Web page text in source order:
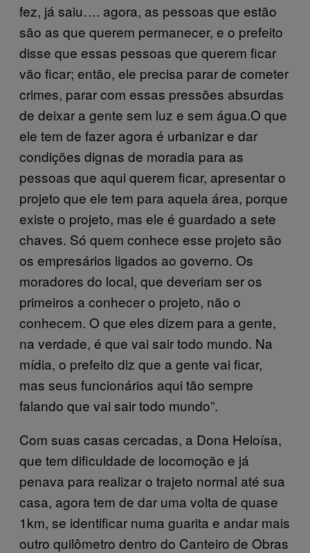
fez, já saiu…. agora, as pessoas que estão
são as que querem permanecer, e o prefeito
disse que essas pessoas que querem ficar
vão ficar; então, ele precisa parar de cometer
crimes, parar com essas pressões absurdas
de deixar a gente sem luz e sem água.O que
ele tem de fazer agora é urbanizar e dar
condições dignas de moradia para as
pessoas que aqui querem ficar, apresentar o
projeto que ele tem para aquela área, porque
existe o projeto, mas ele é guardado a sete
chaves. Só quem conhece esse projeto são
os empresários ligados ao governo. Os
moradores do local, que deveriam ser os
primeiros a conhecer o projeto, não o
conhecem. O que eles dizem para a gente,
na verdade, é que vai sair todo mundo. Na
mídia, o prefeito diz que a gente vai ficar,
mas seus funcionários aqui tão sempre
falando que vai sair todo mundo”.
Com suas casas cercadas, a Dona Heloísa,
que tem dificuldade de locomoção e já
penava para realizar o trajeto normal até sua
casa, agora tem de dar uma volta de quase
1km, se identificar numa guarita e andar mais
outro quilômetro dentro do Canteiro de Obras